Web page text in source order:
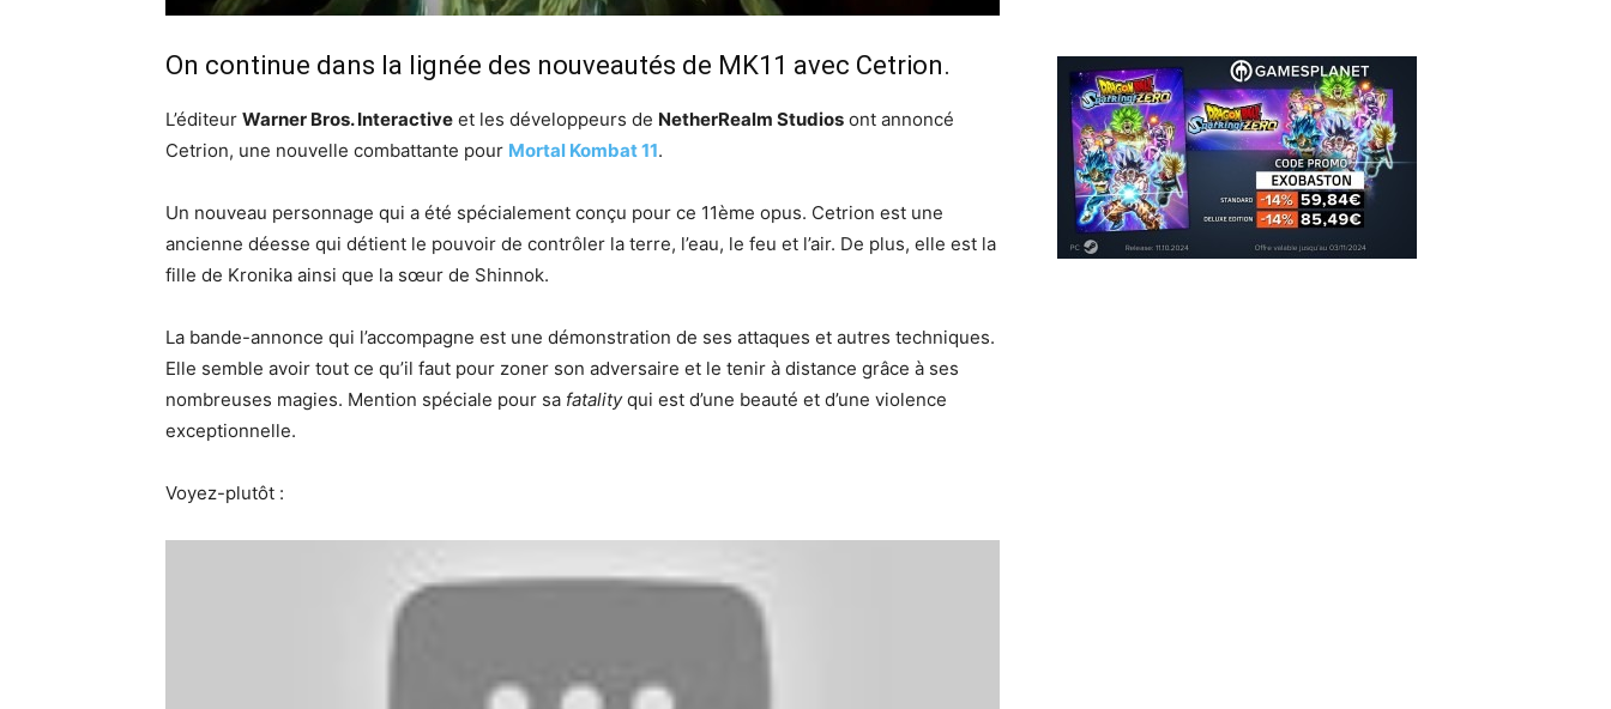
On continue dans la lignée des nouveautés de MK11 avec Cetrion.
L’éditeur Warner Bros. Interactive et les développeurs de NetherRealm Studios ont annoncé
Cetrion, une nouvelle combattante pour Mortal Kombat 11.
Un nouveau personnage qui a été spécialement conçu pour ce 11ème opus. Cetrion est une
ancienne déesse qui détient le pouvoir de contrôler la terre, l’eau, le feu et l’air. De plus, elle est la
fille de Kronika ainsi que la sœur de Shinnok.
La bande-annonce qui l’accompagne est une démonstration de ses attaques et autres techniques.
Elle semble avoir tout ce qu’il faut pour zoner son adversaire et le tenir à distance grâce à ses
nombreuses magies. Mention spéciale pour sa fatalityqui est d’une beauté et d’une violence
exceptionnelle.
Voyez-plutôt :